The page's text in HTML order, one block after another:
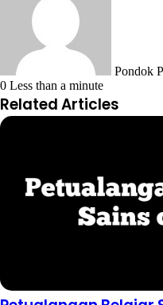
Pondok
0 Less than a minute
Related Articles